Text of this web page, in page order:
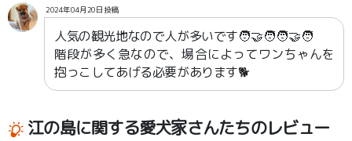
2024年04月20日投稿
人気の観光地なので人が多いです🧑‍🤝‍🧑🧑‍🤝‍🧑
階段が多く急なので、場合によってワンちゃんを
抱っこしてあげる必要があります🐕
江の島に関する愛犬家さんたちのレビュー